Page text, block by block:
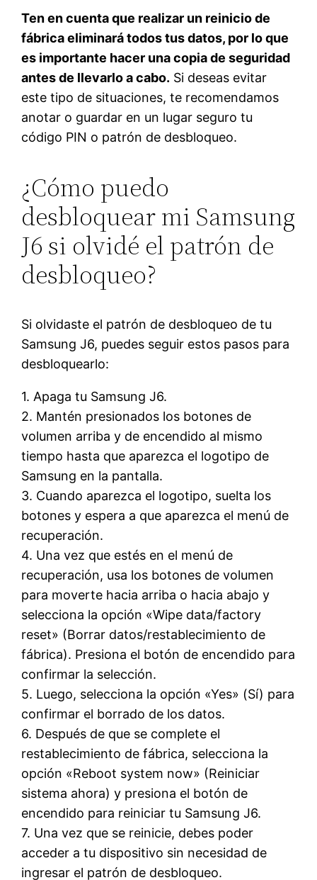
Ten en cuenta que realizar un reinicio de
fábrica eliminará todos tus datos, por lo que
es importante hacer una copia de seguridad
antes de llevarlo a cabo. Si deseas evitar
este tipo de situaciones, te recomendamos
anotar o guardar en un lugar seguro tu
código PIN o patrón de desbloqueo.
¿Cómo puedo
desbloquear mi Samsung
J6 si olvidé el patrón de
desbloqueo?
Si olvidaste el patrón de desbloqueo de tu
Samsung J6, puedes seguir estos pasos para
desbloquearlo:
1. Apaga tu Samsung J6.
2. Mantén presionados los botones de
volumen arriba y de encendido al mismo
tiempo hasta que aparezca el logotipo de
Samsung en la pantalla.
3. Cuando aparezca el logotipo, suelta los
botones y espera a que aparezca el menú de
recuperación.
4. Una vez que estés en el menú de
recuperación, usa los botones de volumen
para moverte hacia arriba o hacia abajo y
selecciona la opción «Wipe data/factory
reset» (Borrar datos/restablecimiento de
fábrica). Presiona el botón de encendido para
confirmar la selección.
5. Luego, selecciona la opción «Yes» (Sí) para
confirmar el borrado de los datos.
6. Después de que se complete el
restablecimiento de fábrica, selecciona la
opción «Reboot system now» (Reiniciar
sistema ahora) y presiona el botón de
encendido para reiniciar tu Samsung J6.
7. Una vez que se reinicie, debes poder
acceder a tu dispositivo sin necesidad de
ingresar el patrón de desbloqueo.